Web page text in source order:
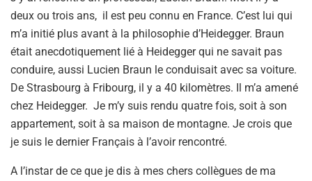
deux ou trois ans, il est peu connu en France. C’est lui qui
m’a initié plus avant à la philosophie d’Heidegger. Braun
était anecdotiquement lié à Heidegger qui ne savait pas
conduire, aussi Lucien Braun le conduisait avec sa voiture.
De Strasbourg à Fribourg, il y a 40 kilomètres. Il m’a amené
chez Heidegger. Je m’y suis rendu quatre fois, soit à son
appartement, soit à sa maison de montagne. Je crois que
je suis le dernier Français à l’avoir rencontré.
A l’instar de ce que je dis à mes chers collègues de ma